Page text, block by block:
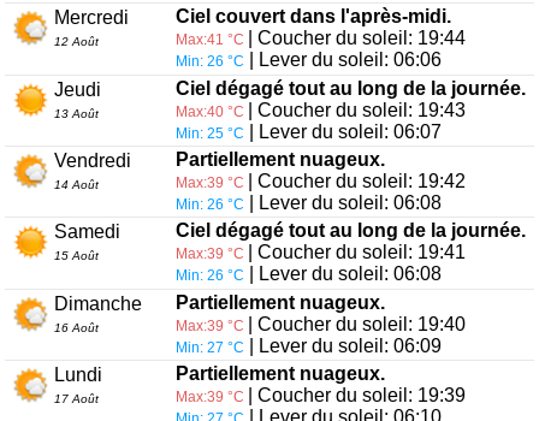
Mercredi
12 Août
Ciel couvert dans l'après-midi.
Max:41 °C | Coucher du soleil: 19:44
Min: 26 °C
| Lever du soleil: 06:06
Jeudi
13 Août
Ciel dégagé tout au long de la journée.
Max:40 °C | Coucher du soleil: 19:43
Min: 25 °C
| Lever du soleil: 06:07
Vendredi
14 Août
Partiellement nuageux.
Max:39 °C | Coucher du soleil: 19:42
Min: 26 °C
| Lever du soleil: 06:08
Samedi
15 Août
Ciel dégagé tout au long de la journée.
Max:39 °C | Coucher du soleil: 19:41
Min: 26 °C
| Lever du soleil: 06:08
Dimanche
16 Août
Partiellement nuageux.
Max:39 °C | Coucher du soleil: 19:40
Min: 27 °C
| Lever du soleil: 06:09
Lundi
17 Août
Partiellement nuageux.
Max:39 °C | Coucher du soleil: 19:39